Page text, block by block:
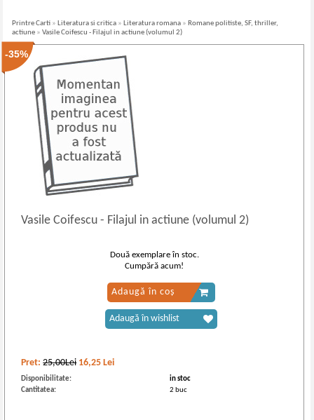
Printre Carti » Literatura si critica » Literatura romana » Romane politiste, SF, thriller,
actiune »Vasile Coifescu - Filajul in actiune (volumul 2)
-35%
Vasile Coifescu- Filajul in actiune (volumul 2)
Pret:25,00Lei 16,25 Lei
Disponibilitate:
in stoc
Cantitatea:
2 buc
Două exemplare în stoc.
Cumpără acum!
Adaugă în coș
Adaugă în wishlist